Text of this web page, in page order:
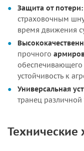
Защита от потери:
страховочным
время движения
прочного
устойчивость к
Универсальная
транец
Технические